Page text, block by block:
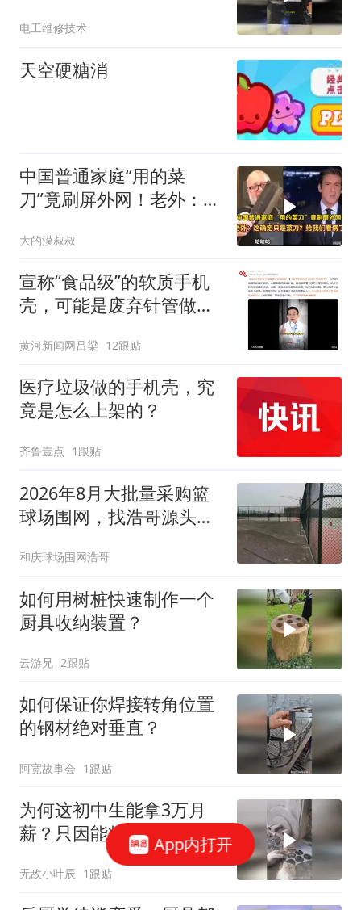
电工维修技术
天空硬糖消
中国普通家庭“用的菜
刀”竟刷屏外网！老外：这
大的漠叔叔
宣称“食品级”的软质手机
壳，可能是废弃针管做
黄河新闻网吕梁 12跟贴
医疗垃圾做的手机壳，究
竟是怎么上架的？
齐鲁壹点 1跟贴
2026年8月大批量采购篮
球场围网，找浩哥源头厂
和庆球场围网浩哥
如何用树桩快速制作一个
厨具收纳装置？
云游兄 2跟贴
如何保证你焊接转角位置
的钢材绝对垂直？
阿宽故事会 1跟贴
为何这初中生能拿3万月
薪？只因能将钢材损耗率
降低到全厂最低！
无敌小叶辰 1跟贴
App内打开